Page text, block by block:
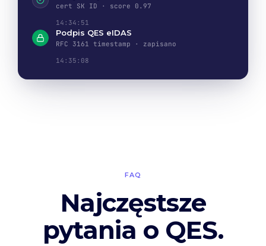
cert SK ID · score 0.97
14:34:51
Podpis QES eIDAS
RFC 3161 timestamp · zapisano
14:35:08
FAQ
Najczęstsze
pytania o QES.